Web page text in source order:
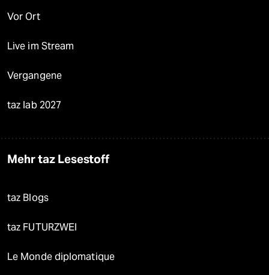
Vor Ort
Live im Stream
Vergangene
taz lab 2027
Mehr taz Lesestoff
taz Blogs
taz FUTURZWEI
Le Monde diplomatique